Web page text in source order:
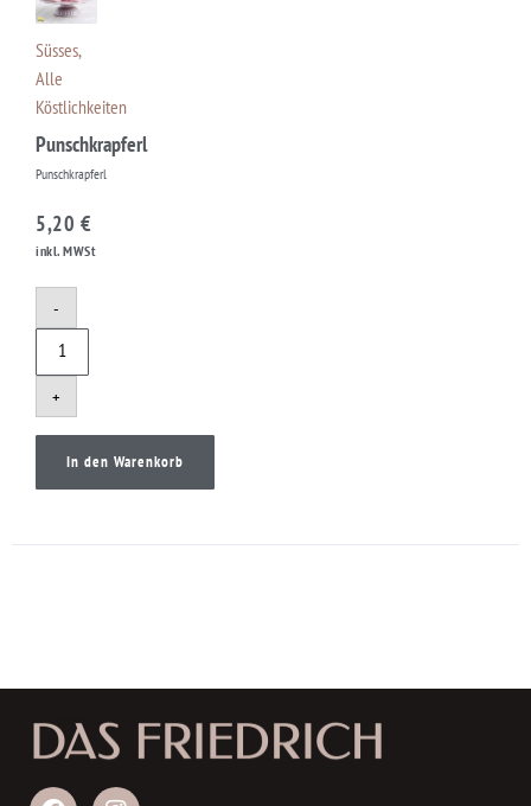
Süsses,
Alle
Köstlichkeiten
Punschkrapferl
Punschkrapferl
5,20 €
inkl. MWSt
-
+
In den Warenkorb